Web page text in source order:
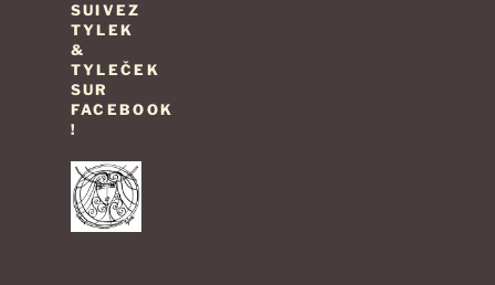
SUIVEZ
TYLEK
&
TYLEČEK
SUR
FACEBOOK
!